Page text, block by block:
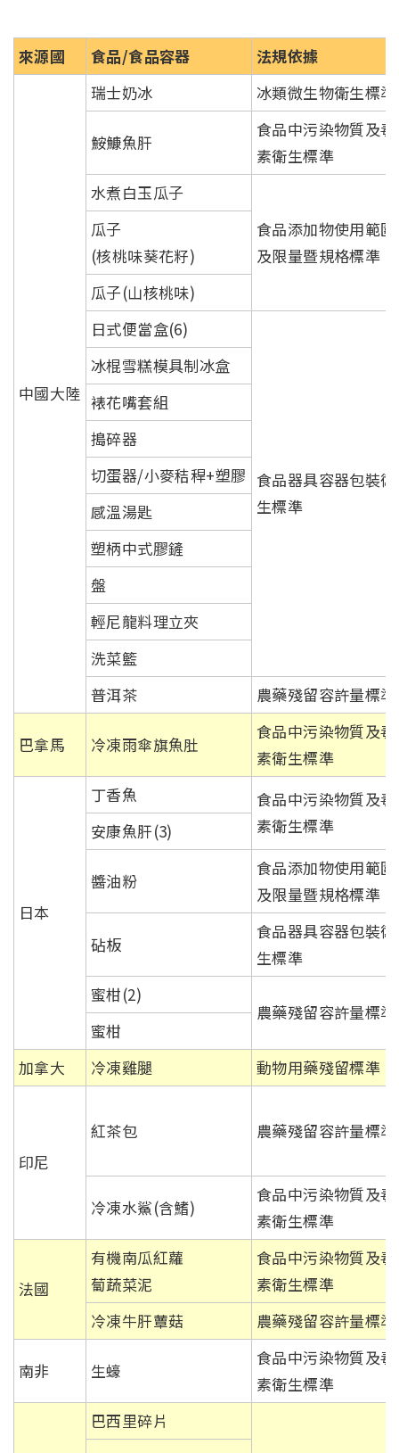
來源國 食品/食品容器 法規依據
中國大陸
瑞士奶冰 冰類微生物衛生標準
鮟鱇魚肝
食品中污染物質及毒
素衛生標準
水煮白玉瓜子
食品添加物使用範圍
及限量暨規格標準
瓜子
(核桃味葵花籽)
瓜子(山核桃味)
日式便當盒(6)
食品器具容器包裝衛
生標準
冰棍雪糕模具制冰盒
裱花嘴套組
搗碎器
切蛋器/小麥秸稈+塑膠
感溫湯匙
塑柄中式膠鏟
盤
輕尼龍料理立夾
洗菜籃
普洱茶
農藥殘留容許量標準
巴拿馬 冷凍雨傘旗魚肚
食品中污染物質及毒
素衛生標準
日本
丁香魚
食品中污染物質及毒
素衛生標準
安康魚肝(3)
醬油粉
食品添加物使用範圍
及限量暨規格標準
砧板
食品器具容器包裝衛
生標準
蜜柑(2)
農藥殘留容許量標準
蜜柑
加拿大
冷凍雞腿 動物用藥殘留標準
印尼
紅茶包 農藥殘留容許量標準
冷凍水鯊(含鰭)
食品中污染物質及毒
素衛生標準
法國
有機南瓜紅蘿
蔔蔬菜泥
食品中污染物質及毒
素衛生標準
冷凍牛肝蕈菇
農藥殘留容許量標準
南非 生蠔
食品中污染物質及毒
素衛生標準
巴西里碎片